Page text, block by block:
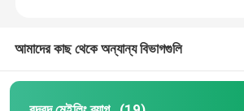
আমাদের কাছ থেকে অন্যান্য বিভাগগুলি